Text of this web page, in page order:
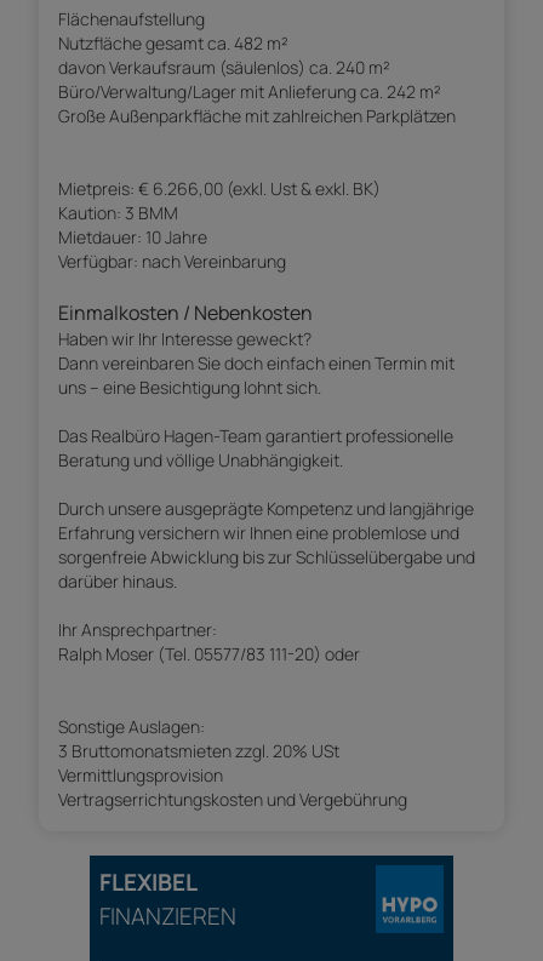
Flächenaufstellung
Nutzfläche gesamt ca. 482 m²
davon Verkaufsraum (säulenlos) ca. 240 m²
Büro/Verwaltung/Lager mit Anlieferung ca. 242 m²
Große Außenparkfläche mit zahlreichen Parkplätzen
Mietpreis: € 6.266,00 (exkl. Ust & exkl. BK)
Kaution: 3 BMM
Mietdauer: 10 Jahre
Verfügbar: nach Vereinbarung
Einmalkosten / Nebenkosten
Haben wir Ihr Interesse geweckt?
Dann vereinbaren Sie doch einfach einen Termin mit
uns – eine Besichtigung lohnt sich.
Das Realbüro Hagen-Team garantiert professionelle
Beratung und völlige Unabhängigkeit.
Durch unsere ausgeprägte Kompetenz und langjährige
Erfahrung versichern wir Ihnen eine problemlose und
sorgenfreie Abwicklung bis zur Schlüsselübergabe und
darüber hinaus.
Ihr Ansprechpartner:
Ralph Moser (Tel. 05577/83 111-20) oder
Sonstige Auslagen:
3 Bruttomonatsmieten zzgl. 20% USt
Vermittlungsprovision
Vertragserrichtungskosten und Vergebührung
FLEXIBEL
FINANZIEREN